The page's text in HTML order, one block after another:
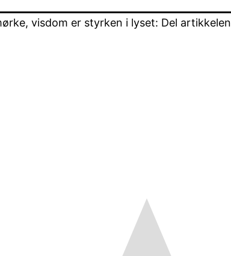
visdom er styrken i lyset: Del artikkelen